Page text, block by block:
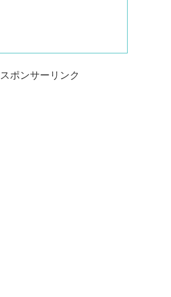
スポンサーリンク